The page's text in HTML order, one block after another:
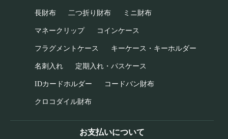
長財布 二つ折り財布 ミニ財布
マネークリップ コインケース
フラグメントケース キーケース・キーホルダー
名刺入れ 定期入れ・パスケース
IDカードホルダー コードバン財布
クロコダイル財布
お支払いについて